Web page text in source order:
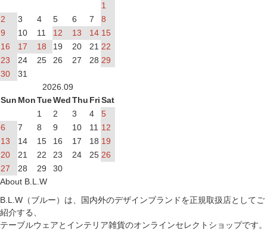
1
2
3 4 5 6 7
8
9
10 11 12 13 14 15
16
17 18 19 20 21 22
23
24 25 26 27 28 29
30
31
2026.09
Sun MonTueWedThu FriSat
1
2 3 4
5
6
7 8 9 10 11 12
13
14 15 16 17 18 19
20
21 22 23 24 25 26
27
28 29
30
About B.L.W
B.L.W（ブルー）は、国内外のデザインブランドを正規取扱店としてご
紹介する、
テーブルウェアとインテリア雑貨のオンラインセレクトショップです。